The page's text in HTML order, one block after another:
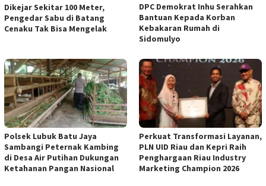
Dikejar Sekitar 100 Meter,
Pengedar Sabu di Batang
Cenaku Tak Bisa Mengelak
DPC Demokrat Inhu Serahkan
Bantuan Kepada Korban
Kebakaran Rumah di
Sidomulyo
Polsek Lubuk Batu Jaya
Sambangi Peternak Kambing
di Desa Air Putihan Dukungan
Ketahanan Pangan Nasional
Perkuat Transformasi Layanan,
PLN UID Riau dan Kepri Raih
Penghargaan Riau Industry
Marketing Champion 2026